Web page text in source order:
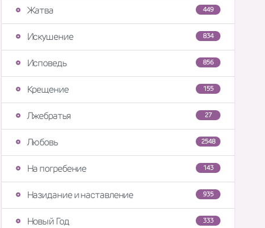
449
Жатва
834
Искушение
856
Исповедь
155
Крещение
27
Лжебратья
2548
Любовь
143
На погребение
935
Назидание и наставление
333
Новый Год